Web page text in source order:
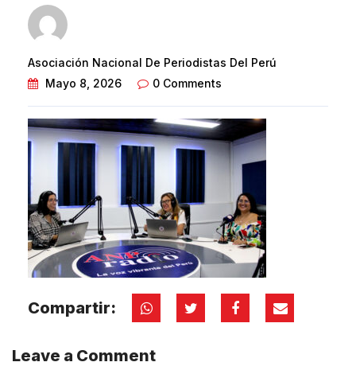
Asociación Nacional De Periodistas Del Perú
Mayo 8, 2026
0 Comments
Compartir:
Leave a Comment